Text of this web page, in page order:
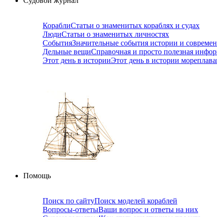
КораблиСтатьи о знаменитых кораблях и судах
ЛюдиСтатьи о знаменитых личностях
СобытияЗначительные события истории и
Дельные вещиСправочная и просто полезная
Этот день в историиЭтот день в истории
Помощь
Поиск по сайтуПоиск моделей кораблей
Вопросы-ответыВаши вопрос и ответы на них